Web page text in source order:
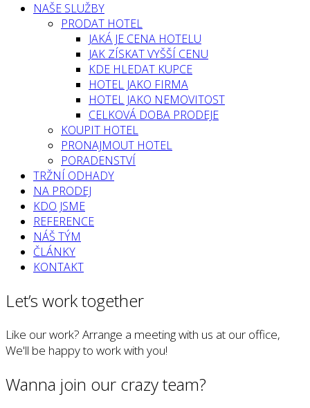
NAŠE SLUŽBY
PRODAT HOTEL
JAKÁ JE CENA HOTELU
JAK ZÍSKAT VYŠŠÍ CENU
KDE HLEDAT KUPCE
HOTEL JAKO FIRMA
HOTEL JAKO NEMOVITOST
CELKOVÁ DOBA PRODEJE
KOUPIT HOTEL
PRONAJMOUT HOTEL
PORADENSTVÍ
TRŽNÍ ODHADY
NA PRODEJ
KDO JSME
REFERENCE
NÁŠ TÝM
ČLÁNKY
KONTAKT
Let’s work together
Like our work? Arrange a meeting with us at our office,
We'll be happy to work with you!
Wanna join our crazy team?